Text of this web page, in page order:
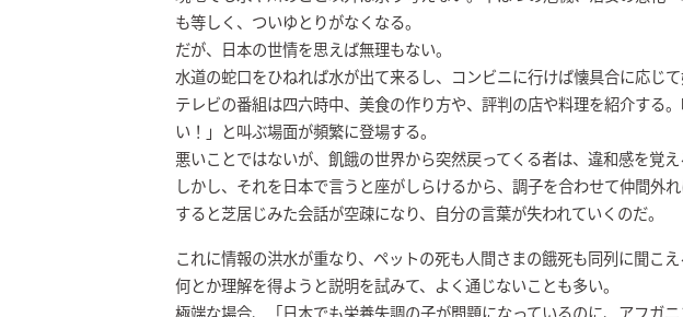
も等しく、ついゆとりがなくなる。
だが、日本の世情を思えば無理もない。
水道の蛇口をひねれば水が出て来るし、コンビニに行けば懐具合に応じて
テレビの番組は四六時中、美食の作り方や、評判の店や料理を紹介する
い！」と叫ぶ場面が頻繁に登場する。
悪いことではないが、飢餓の世界から突然戻ってくる者は、違和感を覚え
しかし、それを日本で言うと座がしらけるから、調子を合わせて仲間外れ
すると芝居じみた会話が空疎になり、自分の言葉が失われていくのだ。
これに情報の洪水が重なり、ペットの死も人間さまの餓死も同列に聞こえ
何とか理解を得ようと説明を試みて、よく通じないことも多い。
極端な場合、「日本でも栄養失調の子が問題になっているのに、アフガ